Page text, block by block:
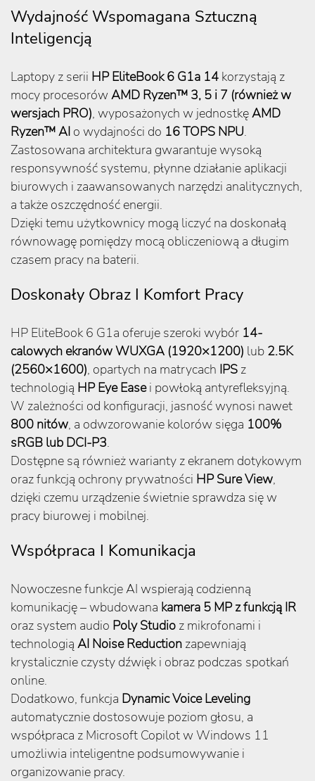
Wydajność Wspomagana Sztuczną
Inteligencją
Laptopy z serii HP EliteBook 6 G1a 14 korzystają z
mocy procesorów AMD Ryzen™ 3, 5 i 7 (również w
wersjach PRO), wyposażonych w jednostkęAMD
Ryzen™ AI o wydajności do 16 TOPS NPU.
Zastosowana architektura gwarantuje wysoką
responsywność systemu, płynne działanie aplikacji
biurowych i zaawansowanych narzędzi analitycznych,
a także oszczędność energii.
Dzięki temu użytkownicy mogą liczyć na doskonałą
równowagę pomiędzy mocą obliczeniową a długim
czasem pracy na baterii.
Doskonały Obraz I Komfort Pracy
HP EliteBook 6 G1a oferuje szeroki wybór 14-
calowych ekranów WUXGA (1920×1200) lub 2.5K
(2560×1600), opartych na matrycach IPS z
technologią HP Eye Easei powłoką antyrefleksyjną.
W zależności od konfiguracji, jasność wynosi nawet
800 nitów, a odwzorowanie kolorów sięga 100%
sRGB lub DCI-P3.
Dostępne są również warianty z ekranem dotykowym
oraz funkcją ochrony prywatności HP Sure View,
dzięki czemu urządzenie świetnie sprawdza się w
pracy biurowej i mobilnej.
Współpraca I Komunikacja
Nowoczesne funkcje AI wspierają codzienną
komunikację – wbudowana kamera 5 MP z funkcją IR
oraz system audio Poly Studio z mikrofonami i
technologią AI Noise Reduction zapewniają
krystalicznie czysty dźwięk i obraz podczas spotkań
online.
Dodatkowo, funkcja Dynamic Voice Leveling
automatycznie dostosowuje poziom głosu, a
współpraca z Microsoft Copilot w Windows 11
umożliwia inteligentne podsumowywanie i
organizowanie pracy.